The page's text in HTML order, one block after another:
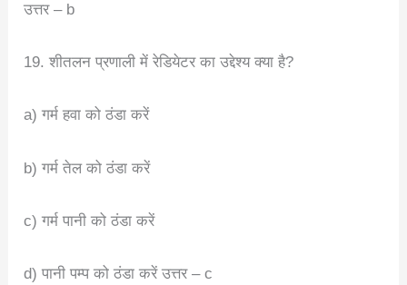
उत्तर – b
19. शीतलन प्रणाली में रेडियेटर का उद्देश्य क्या है?
a) गर्म हवा को ठंडा करें
b) गर्म तेल को ठंडा करें
c) गर्म पानी को ठंडा करें
d) पानी पम्प को ठंडा करें उत्तर – c